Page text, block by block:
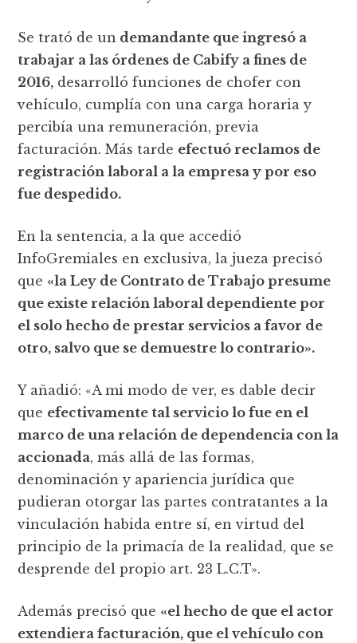
Se trató de un demandante que ingresó a
trabajar a las órdenes de Cabify a fines de
2016, desarrolló funciones de chofer con
vehículo, cumplía con una carga horaria y
percibía una remuneración, previa
facturación. Más tarde efectuó reclamos de
registración laboral a la empresa y por eso
fue despedido.
En la sentencia, a la que accedió
InfoGremiales en exclusiva, la jueza precisó
que «la Ley de Contrato de Trabajo presume
que existe relación laboral dependiente por
el solo hecho de prestar servicios a favor de
otro, salvo que se demuestre lo contrario».
Y añadió: «A mi modo de ver, es dable decir
que efectivamente tal servicio lo fue en el
marco de una relación de dependencia con la
accionada, más allá de las formas,
denominación y apariencia jurídica que
pudieran otorgar las partes contratantes a la
vinculación habida entre sí, en virtud del
principio de la primacía de la realidad, que se
desprende del propio art. 23 L.C.T».
Además precisó que «el hecho de que el actor
extendiera facturación, que el vehículo con